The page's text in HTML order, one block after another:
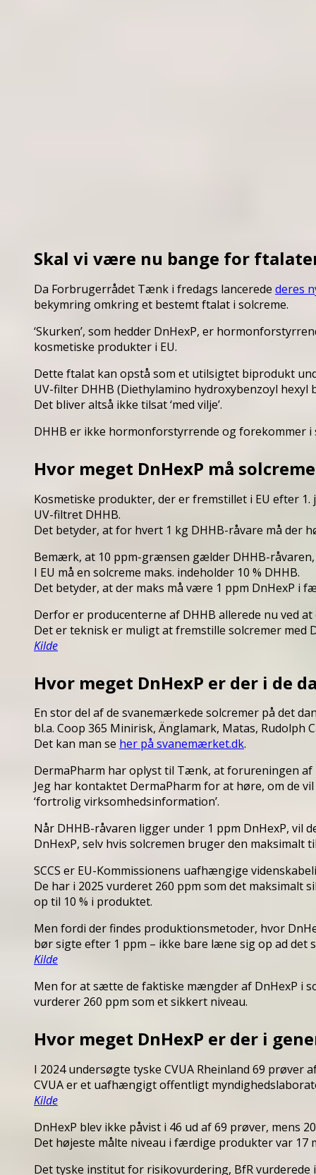
Skal vi være nu bange for
Da Forbrugerrådet Tænk i fredags lancerede deres
bekymring omkring et bestemt ftalat i solcreme.
‘Skurken’, som hedder DnHexP, er
kosmetiske produkter i EU.
Dette ftalat kan opstå som et utilsigtet biprodukt
UV-filter DHHB (Diethylamino hydroxybenzoyl hexyl
Det bliver altså ikke tilsat ‘med vilje’.
DHHB er ikke hormonforstyrrende og forekommer
Hvor meget DnHexP må
Kosmetiske produkter, der er fremstillet i EU efter
UV-filtret DHHB.
Det betyder, at for hvert 1 kg DHHB-råvare må der
Bemærk, at 10 ppm-grænsen gælder DHHB-råvaren,
I EU må en solcreme maks. indeholder 10 % DHHB.
Det betyder, at der maks må være 1 ppm DnHexP i
Derfor er producenterne af DHHB allerede nu ved
Det er teknisk er muligt at fremstille solcremer med
Kilde
Hvor meget DnHexP er der i de
En stor del af de svanemærkede solcremer på det
bl.a. Coop 365 Minirisk, Änglamark, Matas, Rudolph
Det kan man se her på svanemærket.dk.
DermaPharm har oplyst til Tænk, at forureningen af
Jeg har kontaktet DermaPharm for at høre, om de
‘fortrolig virksomhedsinformation’.
Når DHHB-råvaren ligger under 1 ppm DnHexP, vil
DnHexP, selv hvis solcremen bruger den maksimalt
SCCS er EU-Kommissionens uafhængige
De har i 2025 vurderet 260 ppm som det maksimalt
op til 10 % i produktet.
Men fordi der findes produktionsmetoder, hvor
bør sigte efter 1 ppm – ikke bare læne sig op ad det
Kilde
Men for at sætte de faktiske mængder af DnHexP i
vurderer 260 ppm som et sikkert niveau.
Hvor meget DnHexP er der i
I 2024 undersøgte tyske CVUA Rheinland 69 prøver
CVUA er et uafhængigt offentligt
Kilde
DnHexP blev ikke påvist i 46 ud af 69 prøver, mens
Det højeste målte niveau i færdige produkter var 17
Det tyske institut for risikovurdering, BfR vurderede